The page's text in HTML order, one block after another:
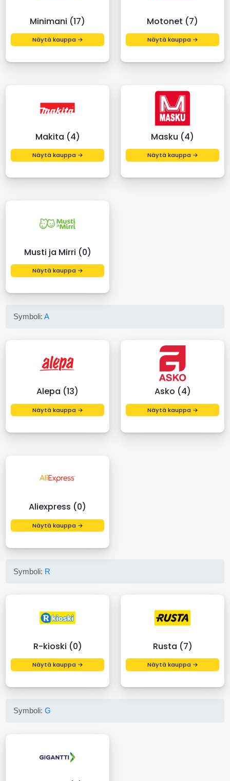
Minimani (17)
Näytä kauppa →
Motonet (7)
Näytä kauppa →
Makita (4)
Näytä kauppa →
Masku (4)
Näytä kauppa →
Musti ja Mirri (0)
Näytä kauppa →
Symboli:A
Alepa (13)
Näytä kauppa →
Asko (4)
Näytä kauppa →
Aliexpress (0)
Näytä kauppa →
Symboli: R
R-kioski (0)
Näytä kauppa →
Rusta (7)
Näytä kauppa →
Symboli:G